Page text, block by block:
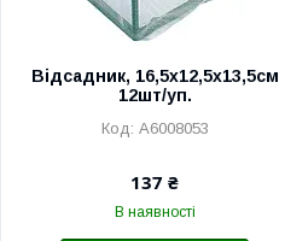
Відсадник, 16,5х12,5х13,5см
12шт/уп.
A6008053
137 ₴
В наявності